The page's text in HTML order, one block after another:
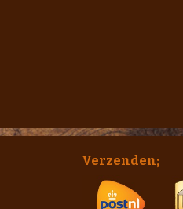
Verzenden;